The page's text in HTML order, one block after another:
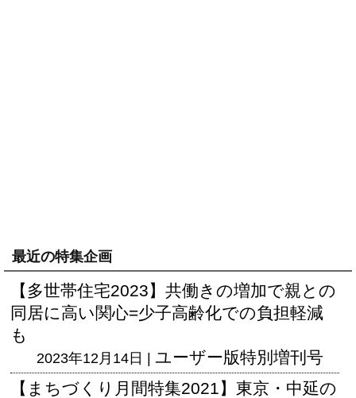
最近の特集企画
【多世帯住宅2023】共働きの増加で親との
同居に高い関心=少子高齢化での負担軽減
も
2023年12月14日 | ユーザー版特別増刊号
【まちづくり月間特集2021】東京・中延の